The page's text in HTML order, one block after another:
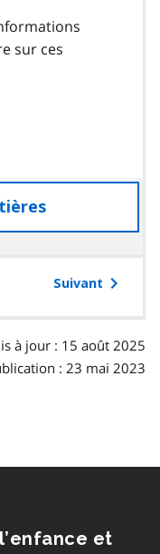
sur ces
à
table
Suivant
à jour : 15 août 2025
: 23 mai 2023
et